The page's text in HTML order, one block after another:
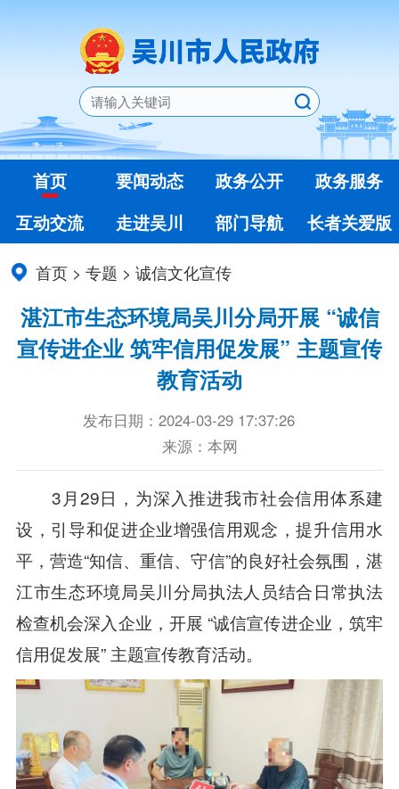
首页 要闻动态 政务公开
政务服务
互动交流
走进吴川 部门导航 长者关爱版
首页 >专题 >诚信文化宣传
湛江市生态环境局吴川分局开展 “诚信
宣传进企业 筑牢信用促发展” 主题宣传
教育活动
发布日期：2024-03-29 17:37:26
来源：本网
3月29日，为深入推进我市社会信用体系建
设，引导和促进企业增强信用观念，提升信用水
平，营造“知信、重信、守信”的良好社会氛围，湛
江市生态环境局吴川分局执法人员结合日常执法
检查机会深入企业，开展 “诚信宣传进企业，筑牢
信用促发展” 主题宣传教育活动。